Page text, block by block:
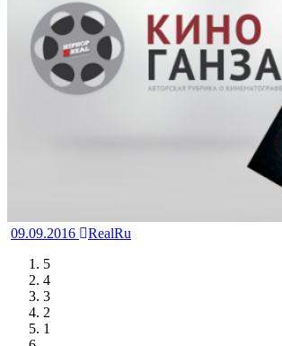
09.09.2016
RealRu
5
4
3
2
1